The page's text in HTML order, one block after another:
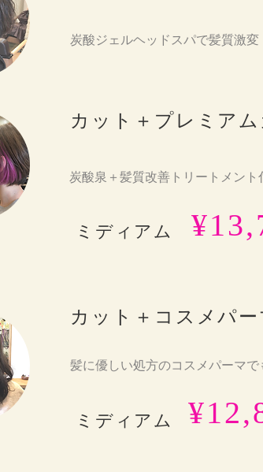
炭酸ジェルヘッドスパで髪質激変
カット＋プレミア
炭酸泉＋髪質改善トリートメント
ミディアム
カット＋コスメパ
髪に優しい処方のコスメパーマで
ミディアム